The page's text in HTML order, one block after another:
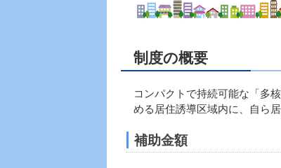
制度の概要
コンパクトで持続可能な「多
める居住誘導区域内に、自ら
補助金額